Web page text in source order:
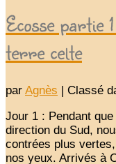
Ecosse partie
terre celte
par Agnès | Classé
Jour 1 : Pendant
direction du Sud,
contrées plus
nos yeux. Arrivés à